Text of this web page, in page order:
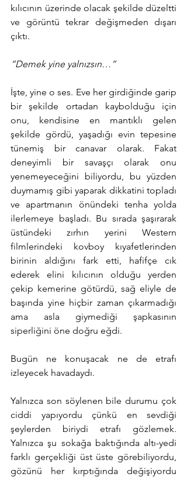
kılıcının üzerinde olacak şekilde düzeltti
ve görüntü tekrar değişmeden dışarı
çıktı.
“Demek yine yalnızsın…”
İşte, yine o ses. Eve her girdiğinde garip
bir şekilde ortadan kaybolduğu için
onu, kendisine en mantıklı gelen
şekilde gördü, yaşadığı evin tepesine
tünemiş bir canavar olarak. Fakat
deneyimli bir savaşçı olarak onu
yenemeyeceğini biliyordu, bu yüzden
duymamış gibi yaparak dikkatini topladı
ve apartmanın önündeki tenha yolda
ilerlemeye başladı. Bu sırada şaşırarak
üstündeki zırhın yerini Western
filmlerindeki kovboy kıyafetlerinden
birinin aldığını fark etti, hafifçe cık
ederek elini kılıcının olduğu yerden
çekip kemerine götürdü, sağ eliyle de
başında yine hiçbir zaman çıkarmadığı
ama asla giymediği şapkasının
siperliğini öne doğru eğdi.
Bugün ne konuşacak ne de etrafı
izleyecek havadaydı.
Yalnızca son söylenen bile durumu çok
ciddi yapıyordu çünkü en sevdiği
şeylerden biriydi etrafı gözlemek.
Yalnızca şu sokağa baktığında altı-yedi
farklı gerçekliği üst üste görebiliyordu,
gözünü her kırptığında değişiyordu